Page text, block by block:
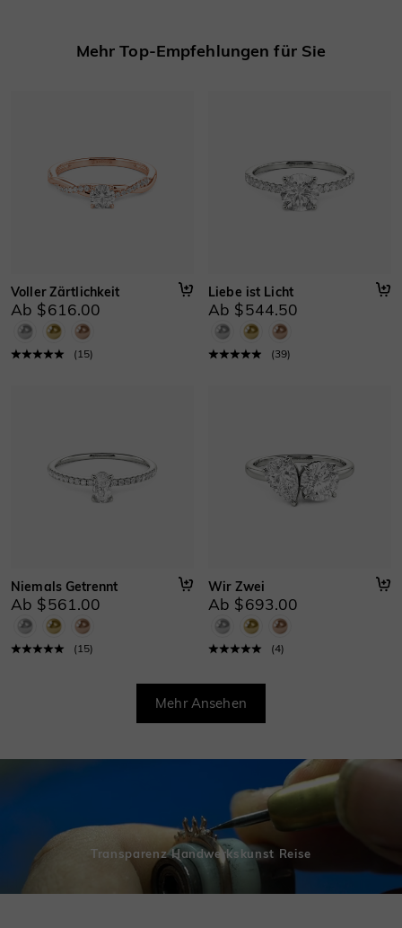
4.7 mmMehr Top-Empfehlungen für Sie
Voller Zärtlichkeit
Ab $616.00
( 15)
Liebe ist Licht
Ab $544.50
(39)
Niemals Getrennt
Ab $561.00
( 15)
Wir Zwei
Ab $693.00
(4)
Mehr Ansehen
Transparenz Handwerkskunst Reise